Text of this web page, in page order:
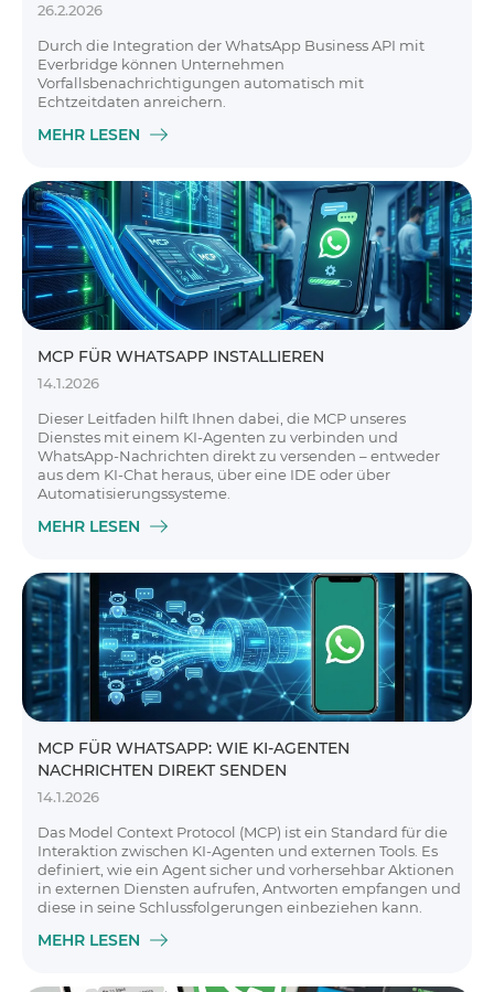
26.2.2026
Durch die Integration der WhatsApp Business API mit
Everbridge können Unternehmen
Vorfallsbenachrichtigungen automatisch mit
Echtzeitdaten anreichern.
MEHR LESEN
MCP FÜR WHATSAPP INSTALLIEREN
14.1.2026
Dieser Leitfaden hilft Ihnen dabei, die MCP unseres
Dienstes mit einem KI-Agenten zu verbinden und
WhatsApp-Nachrichten direkt zu versenden – entweder
aus dem KI-Chat heraus, über eine IDE oder über
Automatisierungssysteme.
MEHR LESEN
MCP FÜR WHATSAPP: WIE KI-AGENTEN
NACHRICHTEN DIREKT SENDEN
14.1.2026
Das Model Context Protocol (MCP) ist ein Standard für die
Interaktion zwischen KI-Agenten und externen Tools. Es
definiert, wie ein Agent sicher und vorhersehbar Aktionen
in externen Diensten aufrufen, Antworten empfangen und
diese in seine Schlussfolgerungen einbeziehen kann.
MEHR LESEN